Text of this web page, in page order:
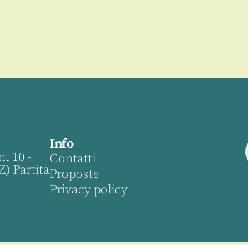
10 -
Partita
Info
Contatti
Proposte
Privacy policy